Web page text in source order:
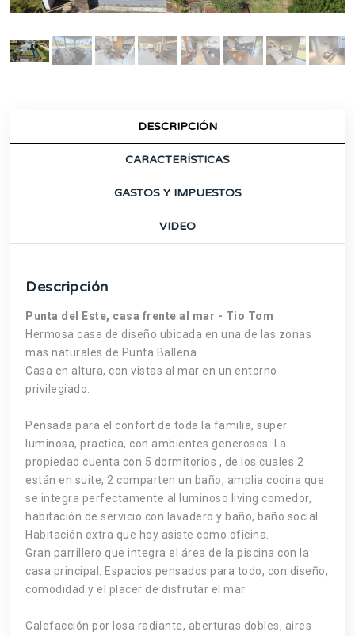
DESCRIPCIÓN
CARACTERÍSTICAS
GASTOS Y IMPUESTOS
VIDEO
Descripción
Punta del Este, casa frente al mar - Tio Tom
Hermosa casa de diseño ubicada en una de las zonas
mas naturales de Punta Ballena.
Casa en altura, con vistas al mar en un entorno
privilegiado.
Pensada para el confort de toda la familia, super
luminosa, practica, con ambientes generosos. La
propiedad cuenta con 5 dormitorios , de los cuales 2
están en suite, 2 comparten un baño, amplia cocina que
se integra perfectamente al luminoso living comedor,
habitación de servicio con lavadero y baño, baño social.
Habitación extra que hoy asiste como oficina.
Gran parrillero que integra el área de la piscina con la
casa principal. Espacios pensados para todo, con diseño,
comodidad y el placer de disfrutar el mar.
Calefacción por losa radiante, aberturas dobles, aires